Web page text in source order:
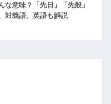
な意味？「先日」「先般」
対義語、英語も解説